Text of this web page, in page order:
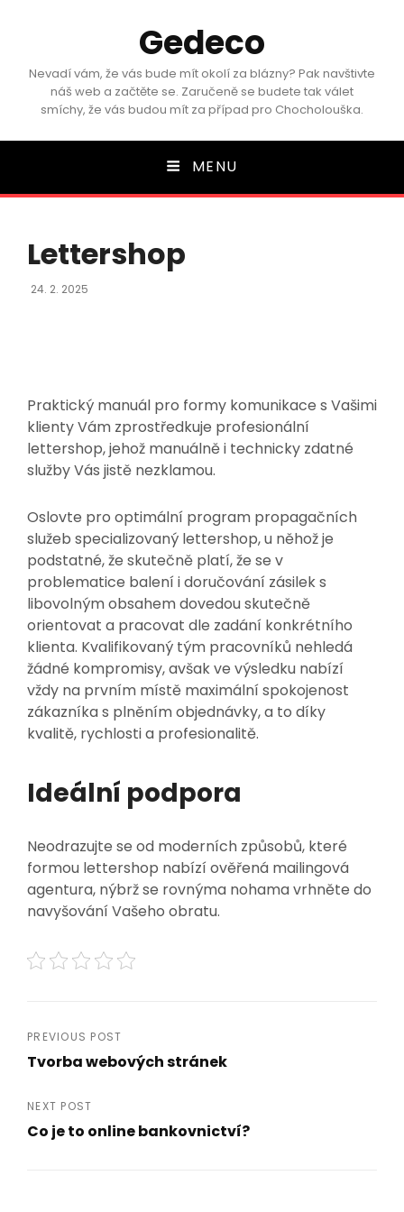
Gedeco
Nevadí vám, že vás bude mít okolí za blázny? Pak navštivte
náš web a začtěte se. Zaručeně se budete tak válet
smíchy, že vás budou mít za případ pro Chocholouška.
MENU
Lettershop
Posted
24. 2. 2025
Praktický manuál pro formy komunikace s Vašimi
klienty Vám zprostředkuje profesionální
lettershop, jehož manuálně i technicky zdatné
služby Vás jistě nezklamou.
Oslovte pro optimální program propagačních
služeb specializovaný lettershop, u něhož je
podstatné, že skutečně platí, že se v
problematice balení i doručování zásilek s
libovolným obsahem dovedou skutečně
orientovat a pracovat dle zadání konkrétního
klienta. Kvalifikovaný tým pracovníků nehledá
žádné kompromisy, avšak ve výsledku nabízí
vždy na prvním místě maximální spokojenost
zákazníka s plněním objednávky, a to díky
kvalitě, rychlosti a profesionalitě.
Ideální podpora
Neodrazujte se od moderních způsobů, které
formou lettershop nabízí ověřená mailingová
agentura, nýbrž se rovnýma nohama vrhněte do
navyšování Vašeho obratu.
Navigace
příspěvek
PREVIOUS POST
Tvorba webových stránek
Post
NEXT POST
Co je to online bankovnictví?